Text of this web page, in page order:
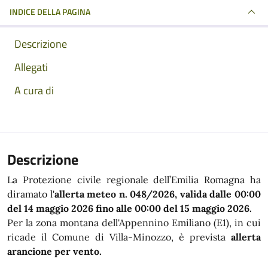
INDICE DELLA PAGINA
Descrizione
Allegati
A cura di
Descrizione
La Protezione civile regionale dell’Emilia Romagna ha
diramato l'allerta meteo n. 048/2026, valida dalle 00:00
del 14 maggio 2026 fino alle 00:00 del 15 maggio 2026.
Per la zona montana dell'Appennino Emiliano (E1), in cui
ricade il Comune di Villa-Minozzo, è prevista allerta
arancione per vento.